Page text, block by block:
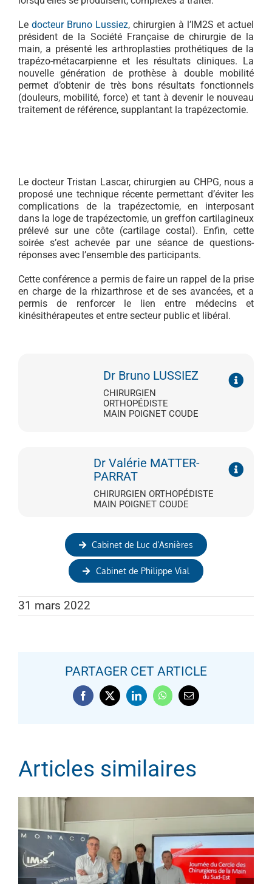
Le docteur Bruno Lussiez, chirurgien à l’IM2S et actuel
président de la Société Française de chirurgie de la
main, a présenté les arthroplasties prothétiques de la
trapézo-métacarpienne et les résultats cliniques. La
nouvelle génération de prothèse à double mobilité
permet d’obtenir de très bons résultats fonctionnels
(douleurs, mobilité, force) et tant à devenir le nouveau
traitement de référence, supplantant la trapézectomie.
Le docteur Tristan Lascar, chirurgien au CHPG, nous a
proposé une technique récente permettant d’éviter les
complications de la trapézectomie, en interposant
dans la loge de trapézectomie, un greffon cartilagineux
prélevé sur une côte (cartilage costal). Enfin, cette
soirée s’est achevée par une séance de questions-
réponses avec l’ensemble des participants.
Cette conférence a permis de faire un rappel de la prise
en charge de la rhizarthrose et de ses avancées, et a
permis de renforcer le lien entre médecins et
kinésithérapeutes et entre secteur public et libéral.
Dr Bruno LUSSIEZ
CHIRURGIEN
ORTHOPÉDISTE
MAIN POIGNET COUDE
Dr Valérie MATTER-
PARRAT
CHIRURGIEN ORTHOPÉDISTE
MAIN POIGNET COUDE
Cabinet de Luc d’Asnières
Cabinet de Philippe Vial
31 mars 2022
PARTAGER CET ARTICLE
Facebook
X LinkedInWhatsApp
Email
Articles similaires
RÉUNION DU CERCLE DES
CHIRURGIENS DE LA MAIN DU